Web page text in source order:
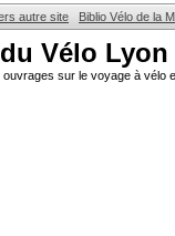
autre site Biblio Vélo de la
Vélo Lyon
sur le voyage à